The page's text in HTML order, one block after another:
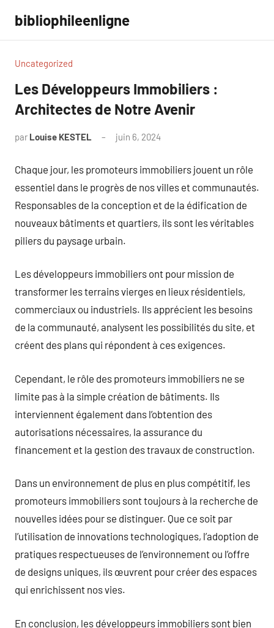
contenu
bibliophileenligne
Uncategorized
Les Développeurs Immobiliers :
Architectes de Notre Avenir
par Louise KESTEL juin 6, 2024
Chaque jour, les promoteurs immobiliers jouent un rôle
essentiel dans le progrès de nos villes et communautés.
Responsables de la conception et de la édification de
nouveaux bâtiments et quartiers, ils sont les véritables
piliers du paysage urbain.
Les développeurs immobiliers ont pour mission de
transformer les terrains vierges en lieux résidentiels,
commerciaux ou industriels. Ils apprécient les besoins
de la communauté, analysent les possibilités du site, et
créent des plans qui répondent à ces exigences.
Cependant, le rôle des promoteurs immobiliers ne se
limite pas à la simple création de bâtiments. Ils
interviennent également dans l’obtention des
autorisations nécessaires, la assurance du
financement et la gestion des travaux de construction.
Dans un environnement de plus en plus compétitif, les
promoteurs immobiliers sont toujours à la recherche de
nouvelles idées pour se distinguer. Que ce soit par
l’utilisation de innovations technologiques, l’adoption de
pratiques respectueuses de l’environnement ou l’offre
de designs uniques, ils œuvrent pour créer des espaces
qui enrichissent nos vies.
En conclusion, les développeurs immobiliers sont bien